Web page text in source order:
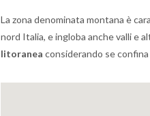
La zona denominata montana è
nord Italia, e ingloba anche valli e
litoranea considerando se confina